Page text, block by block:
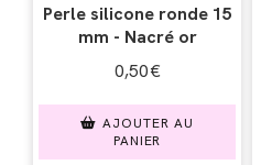
Perle silicone ronde 15
mm - Nacré or
0,50€
AJOUTER AU
PANIER